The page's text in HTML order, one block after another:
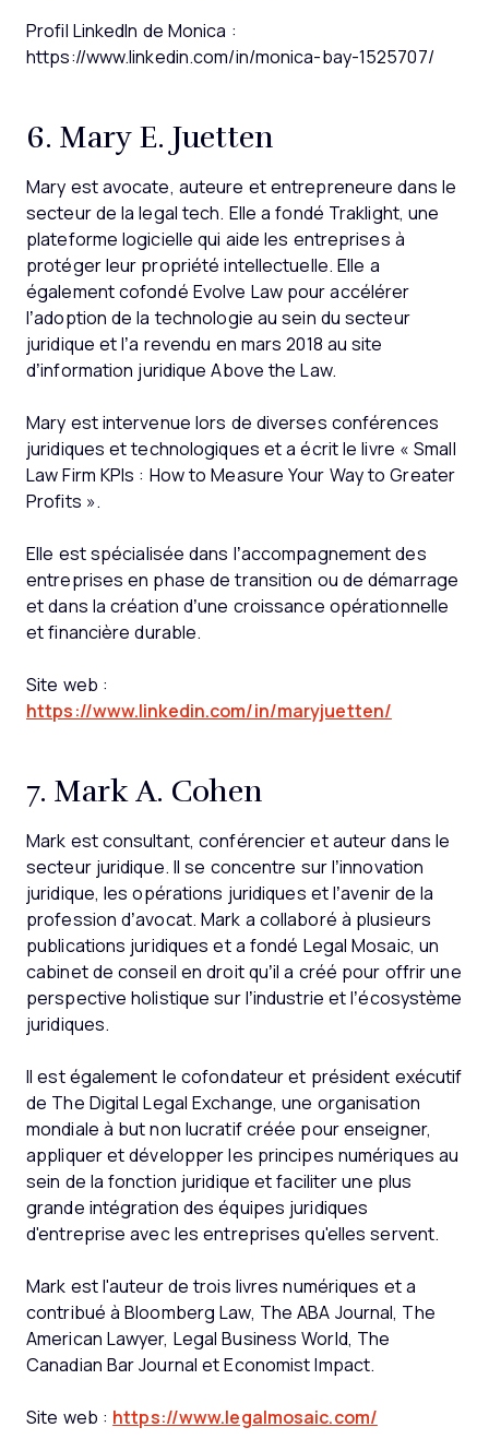
Profil LinkedIn de Monica :
https://www.linkedin.com/in/monica-bay-1525707/
6. Mary E. Juetten
Mary est avocate, auteure et entrepreneure dans le
secteur de la legal tech. Elle a fondé Traklight, une
plateforme logicielle qui aide les entreprises à
protéger leur propriété intellectuelle. Elle a
également cofondé Evolve Law pour accélérer
l’adoption de la technologie au sein du secteur
juridique et l’a revendu en mars 2018 au site
d’information juridique Above the Law.
Mary est intervenue lors de diverses conférences
juridiques et technologiques et a écrit le livre « Small
Law Firm KPIs : How to Measure Your Way to Greater
Profits ».
Elle est spécialisée dans l’accompagnement des
entreprises en phase de transition ou de démarrage
et dans la création d’une croissance opérationnelle
et financière durable.
Site web :
https://www.linkedin.com/in/maryjuetten/
7. Mark A. Cohen
Mark est consultant, conférencier et auteur dans le
secteur juridique. Il se concentre sur l’innovation
juridique, les opérations juridiques et l’avenir de la
profession d’avocat. Mark a collaboré à plusieurs
publications juridiques et a fondé Legal Mosaic, un
cabinet de conseil en droit qu’il a créé pour offrir une
perspective holistique sur l’industrie et l’écosystème
juridiques.
Il est également le cofondateur et président exécutif
de The Digital Legal Exchange, une organisation
mondiale à but non lucratif créée pour enseigner,
appliquer et développer les principes numériques au
sein de la fonction juridique et faciliter une plus
grande intégration des équipes juridiques
d'entreprise avec les entreprises qu'elles servent.
Mark est l'auteur de trois livres numériques et a
contribué à Bloomberg Law, The ABA Journal, The
American Lawyer, Legal Business World, The
Canadian Bar Journal et Economist Impact.
Site web : https://www.legalmosaic.com/